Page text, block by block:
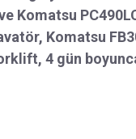
sergiliyor.
Komatsu
Komatsu